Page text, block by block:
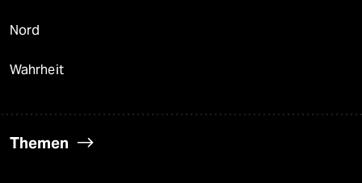
Nord
Wahrheit
Themen